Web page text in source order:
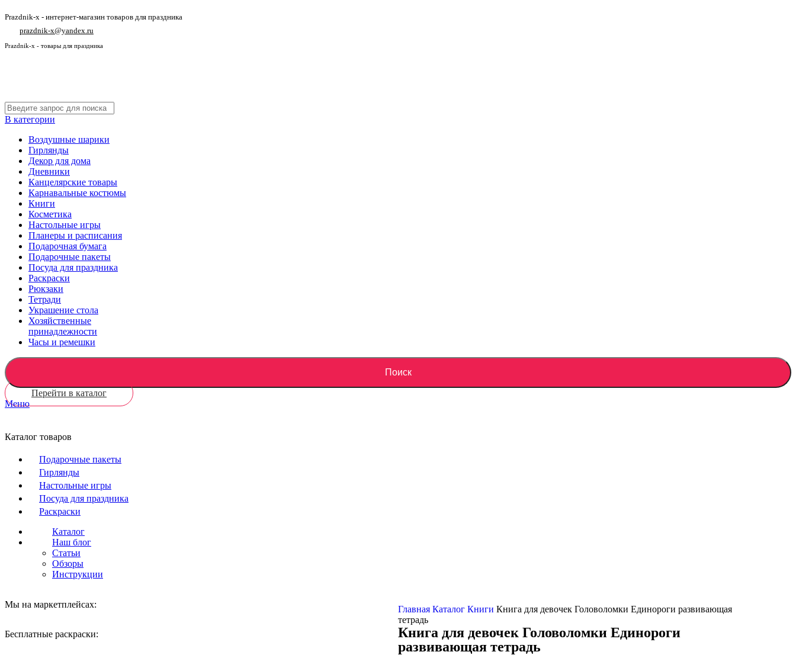
Prazdnik-x - интернет-магазин товаров для праздника
prazdnik-x@yandex.ru
Prazdnik-x - товары для праздника
В категории
Воздушные шарики
Гирлянды
Декор для дома
Дневники
Канцелярские товары
Карнавальные костюмы
Книги
Косметика
Настольные игры
Планеры и расписания
Подарочная бумага
Подарочные пакеты
Посуда для праздника
Раскраски
Рюкзаки
Тетради
Украшение стола
Хозяйственные
принадлежности
Часы и ремешки
Поиск
Перейти в каталог
Меню
Каталог товаров
Подарочные пакеты
Гирлянды
Настольные игры
Посуда для праздника
Раскраски
Каталог
Наш блог
Статьи
Обзоры
Инструкции
Мы на маркетплейсах:
Бесплатные раскраски:
Главная Каталог Книги Книга для девочек Головоломки Единороги развивающая
тетрадь
Книга для девочек Головоломки Единороги
развивающая тетрадь